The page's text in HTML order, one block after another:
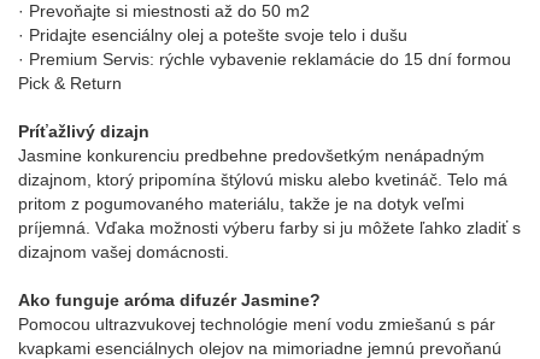
· Prevoňajte si miestnosti až do 50 m2
· Pridajte esenciálny olej a potešte svoje telo i dušu
· Premium Servis: rýchle vybavenie reklamácie do 15 dní formou
Pick & Return
Príťažlivý dizajn
Jasmine konkurenciu predbehne predovšetkým nenápadným
dizajnom, ktorý pripomína štýlovú misku alebo kvetináč. Telo má
pritom z pogumovaného materiálu, takže je na dotyk veľmi
príjemná. Vďaka možnosti výberu farby si ju môžete ľahko zladiť s
dizajnom vašej domácnosti.
Ako funguje aróma difuzér Jasmine?
Pomocou ultrazvukovej technológie mení vodu zmiešanú s pár
kvapkami esenciálnych olejov na mimoriadne jemnú prevoňanú